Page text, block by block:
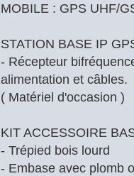
MOBILE : GPS UHF/
STATION BASE IP
- Récepteur
alimentation et câbles.
( Matériel d'occasion )
KIT ACCESSOIRE
- Trépied bois lourd
- Embase avec plomb